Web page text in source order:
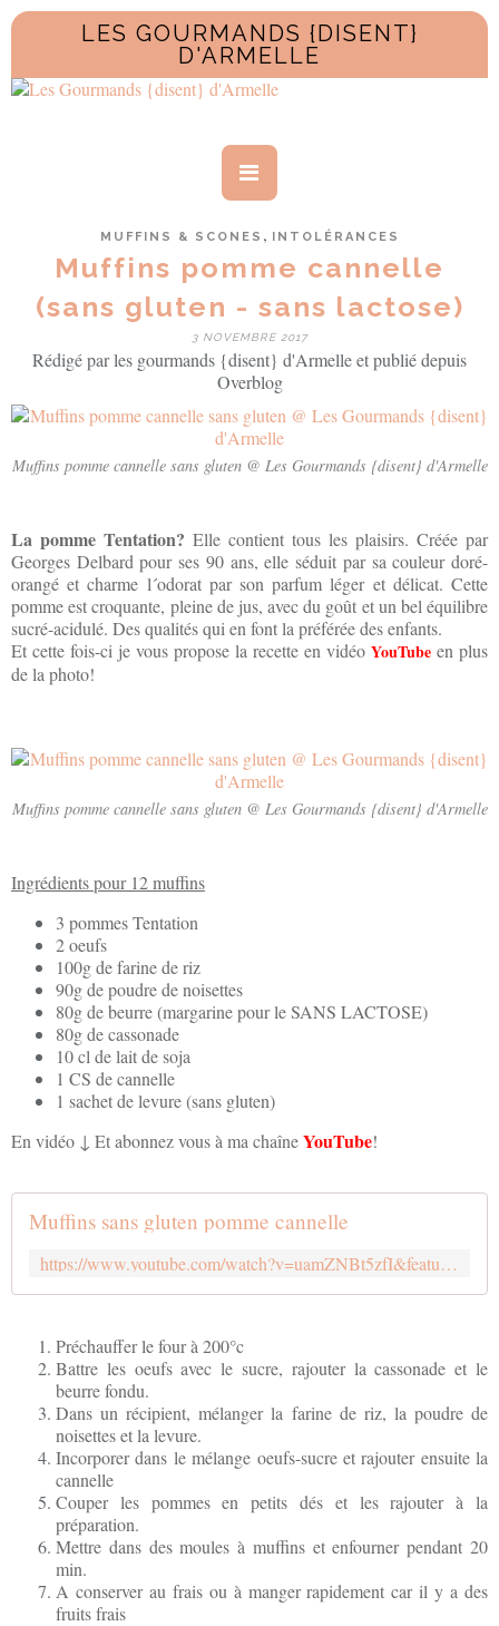
LES GOURMANDS {DISENT}
D'ARMELLE
MUFFINS & SCONES , INTOLÉRANCES
Muffins pomme cannelle
(sans gluten - sans lactose)
3 NOVEMBRE 2017
Rédigé par les gourmands {disent} d'Armelle et publié depuis
Overblog
Muffins pomme cannelle sans gluten @ Les Gourmands {disent} d'Armelle
La pomme Tentation? Elle contient tous les plaisirs. Créée par
Georges Delbard pour ses 90 ans, elle séduit par sa couleur doré-
orangé et charme l´odorat par son parfum léger et délicat. Cette
pomme est croquante, pleine de jus, avec du goût et un bel équilibre
sucré-acidulé. Des qualités qui en font la préférée des enfants.
Et cette fois-ci je vous propose la recette en vidéo YouTube en plus
de la photo!
Muffins pomme cannelle sans gluten @ Les Gourmands {disent} d'Armelle
Ingrédients pour 12 muffins
3 pommes Tentation
2 oeufs
100g de farine de riz
90g de poudre de noisettes
80g de beurre (margarine pour le SANS LACTOSE)
80g de cassonade
10 cl de lait de soja
1 CS de cannelle
1 sachet de levure (sans gluten)
En vidéo ↓ Et abonnez vous à ma chaîneYouTube!
Muffins sans gluten pomme cannelle
https://www.youtube.com/watch?v=uamZNBt5zfI&feature=youtu.be
Préchauffer le four à 200°c
Battre les oeufs avec le sucre, rajouter la cassonade et le
beurre fondu.
Dans un récipient, mélanger la farine de riz, la poudre de
noisettes et la levure.
Incorporer dans le mélange oeufs-sucre et rajouter ensuite la
cannelle
Couper les pommes en petits dés et les rajouter à la
préparation.
Mettre dans des moules à muffins et enfourner pendant 20
min.
A conserver au frais ou à manger rapidement car il y a des
fruits frais